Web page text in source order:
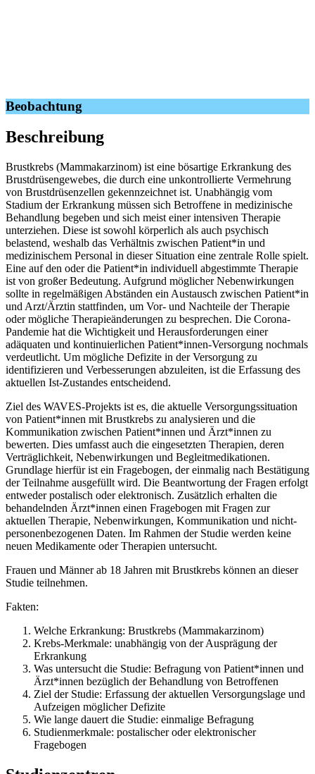
Beobachtung
Beschreibung
Brustkrebs (Mammakarzinom) ist eine bösartige Erkrankung des
Brustdrüsengewebes, die durch eine unkontrollierte Vermehrung
von Brustdrüsenzellen gekennzeichnet ist. Unabhängig vom
Stadium der Erkrankung müssen sich Betroffene in medizinische
Behandlung begeben und sich meist einer intensiven Therapie
unterziehen. Diese ist sowohl körperlich als auch psychisch
belastend, weshalb das Verhältnis zwischen Patient*in und
medizinischem Personal in dieser Situation eine zentrale Rolle spielt.
Eine auf den oder die Patient*in individuell abgestimmte Therapie
ist von großer Bedeutung. Aufgrund möglicher Nebenwirkungen
sollte in regelmäßigen Abständen ein Austausch zwischen Patient*in
und Arzt/Ärztin stattfinden, um Vor- und Nachteile der Therapie
oder mögliche Therapieänderungen zu besprechen. Die Corona-
Pandemie hat die Wichtigkeit und Herausforderungen einer
adäquaten und kontinuierlichen Patient*innen-Versorgung nochmals
verdeutlicht. Um mögliche Defizite in der Versorgung zu
identifizieren und Verbesserungen abzuleiten, ist die Erfassung des
aktuellen Ist-Zustandes entscheidend.
Ziel des WAVES-Projekts ist es, die aktuelle Versorgungssituation
von Patient*innen mit Brustkrebs zu analysieren und die
Kommunikation zwischen Patient*innen und Ärzt*innen zu
bewerten. Dies umfasst auch die eingesetzten Therapien, deren
Verträglichkeit, Nebenwirkungen und Begleitmedikationen.
Grundlage hierfür ist ein Fragebogen, der einmalig nach Bestätigung
der Teilnahme ausgefüllt wird. Die Beantwortung der Fragen erfolgt
entweder postalisch oder elektronisch. Zusätzlich erhalten die
behandelnden Ärzt*innen einen Fragebogen mit Fragen zur
aktuellen Therapie, Nebenwirkungen, Kommunikation und nicht-
personenbezogenen Daten. Im Rahmen der Studie werden keine
neuen Medikamente oder Therapien untersucht.
Frauen und Männer ab 18 Jahren mit Brustkrebs können an dieser
Studie teilnehmen.
Fakten:
Welche Erkrankung: Brustkrebs (Mammakarzinom)
Krebs-Merkmale: unabhängig von der Ausprägung der
Erkrankung
Was untersucht die Studie: Befragung von Patient*innen und
Ärzt*innen bezüglich der Behandlung von Betroffenen
Ziel der Studie: Erfassung der aktuellen Versorgungslage und
Aufzeigen möglicher Defizite
Wie lange dauert die Studie: einmalige Befragung
Studienmerkmale: postalischer oder elektronischer
Fragebogen